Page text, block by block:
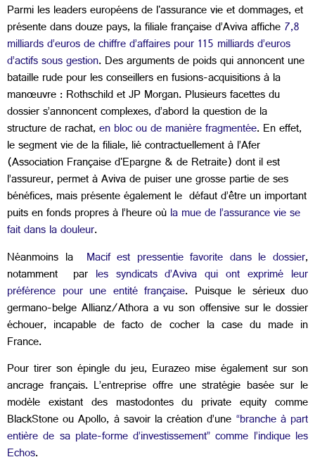
Parmi les leaders européens de l'assurance vie et dommages, et
présente dans douze pays, la filiale française d’Aviva affiche7,8
milliards d’euros de chiffre d’affaires pour 115 milliards d’euros
d’actifs sous gestion. Des arguments de poids qui annoncent une
bataille rude pour les conseillers en fusions-acquisitions à la
manœuvre : Rothschild et JP Morgan. Plusieurs facettes du
dossier s’annoncent complexes, d’abord la question de la
structure de rachat,en bloc ou de manière fragmentée. En effet,
le segment vie de la filiale, lié contractuellement à l’Afer
(Association Française d'Epargne & de Retraite) dont il est
l’assureur, permet à Aviva de puiser une grosse partie de ses
bénéfices, mais présente également le défaut d’être un important
puits en fonds propres à l’heure oùla mue de l’assurance vie se
fait dans la douleur.
Néanmoins la Macif est pressentie favorite dans le dossier,
notamment par les syndicats d’Aviva qui ont exprimé leur
préférence pour une entité française. Puisque le sérieux duo
germano-belge Allianz/Athora a vu son offensive sur le dossier
échouer, incapable de facto de cocher la case du made in
France.
Pour tirer son épingle du jeu, Eurazeo mise également sur son
ancrage français. L’entreprise offre une stratégie basée sur le
modèle existant des mastodontes du private equity comme
BlackStone ou Apollo, à savoir la création d’une “branche à part
entière de sa plate-forme d’investissement” comme l’indique les
Echos.